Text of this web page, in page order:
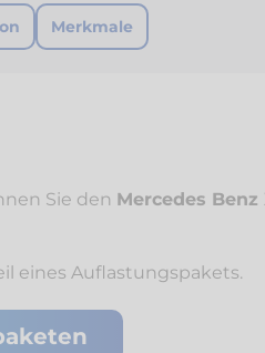
Merkmale
Sie den Mercedes Benz
eines Auflastungspakets.